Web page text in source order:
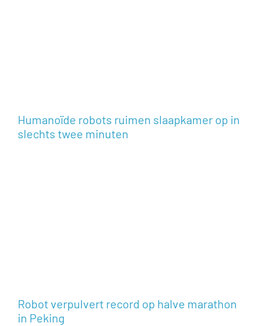
Humanoïde robots ruimen slaapkamer op in
slechts twee minuten
Robot verpulvert record op halve marathon
in Peking